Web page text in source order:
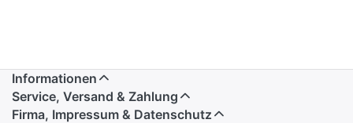
Informationen
Service, Versand & Zahlung
Firma, Impressum & Datenschutz